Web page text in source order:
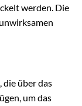
werden. Die
die über das
um das